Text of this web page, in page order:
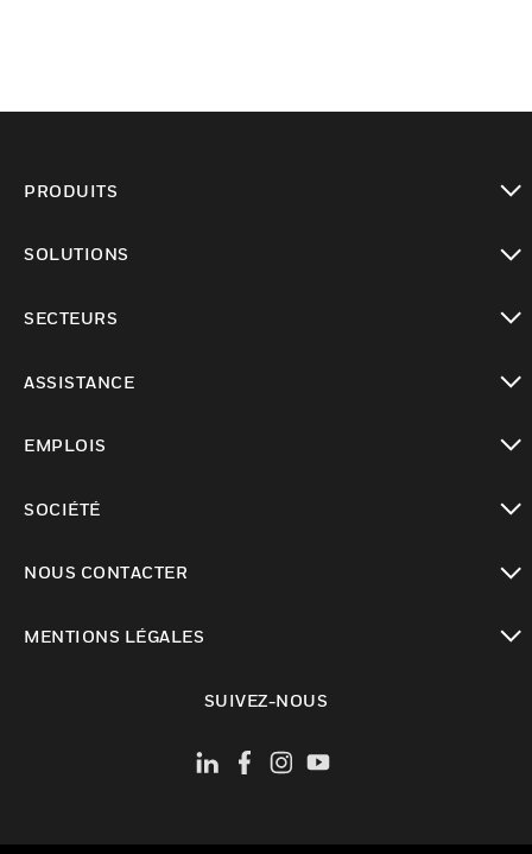
PRODUITS
SOLUTIONS
SECTEURS
ASSISTANCE
EMPLOIS
SOCIÉTÉ
NOUS CONTACTER
MENTIONS LÉGALES
SUIVEZ-NOUS